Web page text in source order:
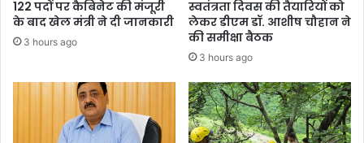
122 पदों पर कैबिनेट की मंजूरी
के बाद खेल मंत्री ने दी जानकारी
3 hours ago
स्वतंत्रता दिवस की तैयारियों को
लेकर डीएम डॉ. आशीष चौहान ने
की समीक्षा बैठक
3 hours ago